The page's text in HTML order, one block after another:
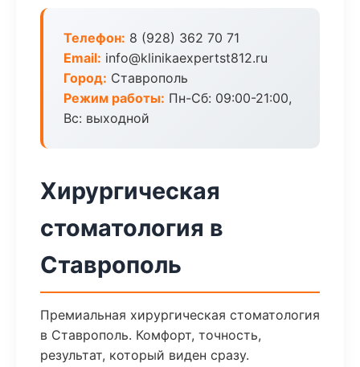
Телефон: 8 (928) 362 70 71
Email: info@klinikaexpertst812.ru
Город: Ставрополь
Режим работы: Пн-Сб: 09:00-21:00,
Вс: выходной
Хирургическая
стоматология в
Ставрополь
Премиальная хирургическая стоматология
в Ставрополь. Комфорт, точность,
результат, который виден сразу.